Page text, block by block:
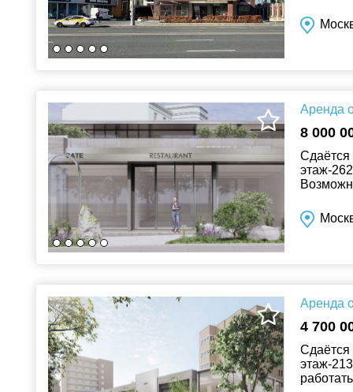
Аренда
8 000
Сдаётся
этаж-
Аренда
4 700
Сдаётся
этаж-